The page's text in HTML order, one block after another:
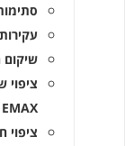
סתימות שיניים
עקירות שיניים
שיקום הפה
ציפוי שיניים
ציפוי חרסינה